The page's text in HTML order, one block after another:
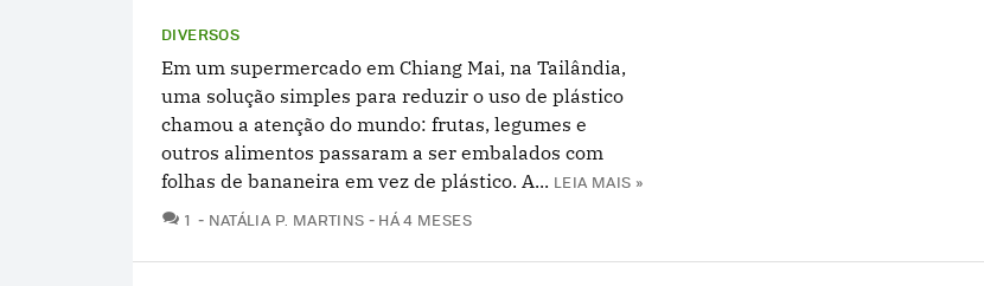
DIVERSOS
Em um supermercado em Chiang Mai, na Tailândia,
uma solução simples para reduzir o uso de plástico
chamou a atenção do mundo: frutas, legumes e
outros alimentos passaram a ser embalados com
folhas de bananeira em vez de plástico. A... LEIA MAIS »
1 COMENTÁRIOS
NATÁLIA P. MARTINS HÁ 4 MESES